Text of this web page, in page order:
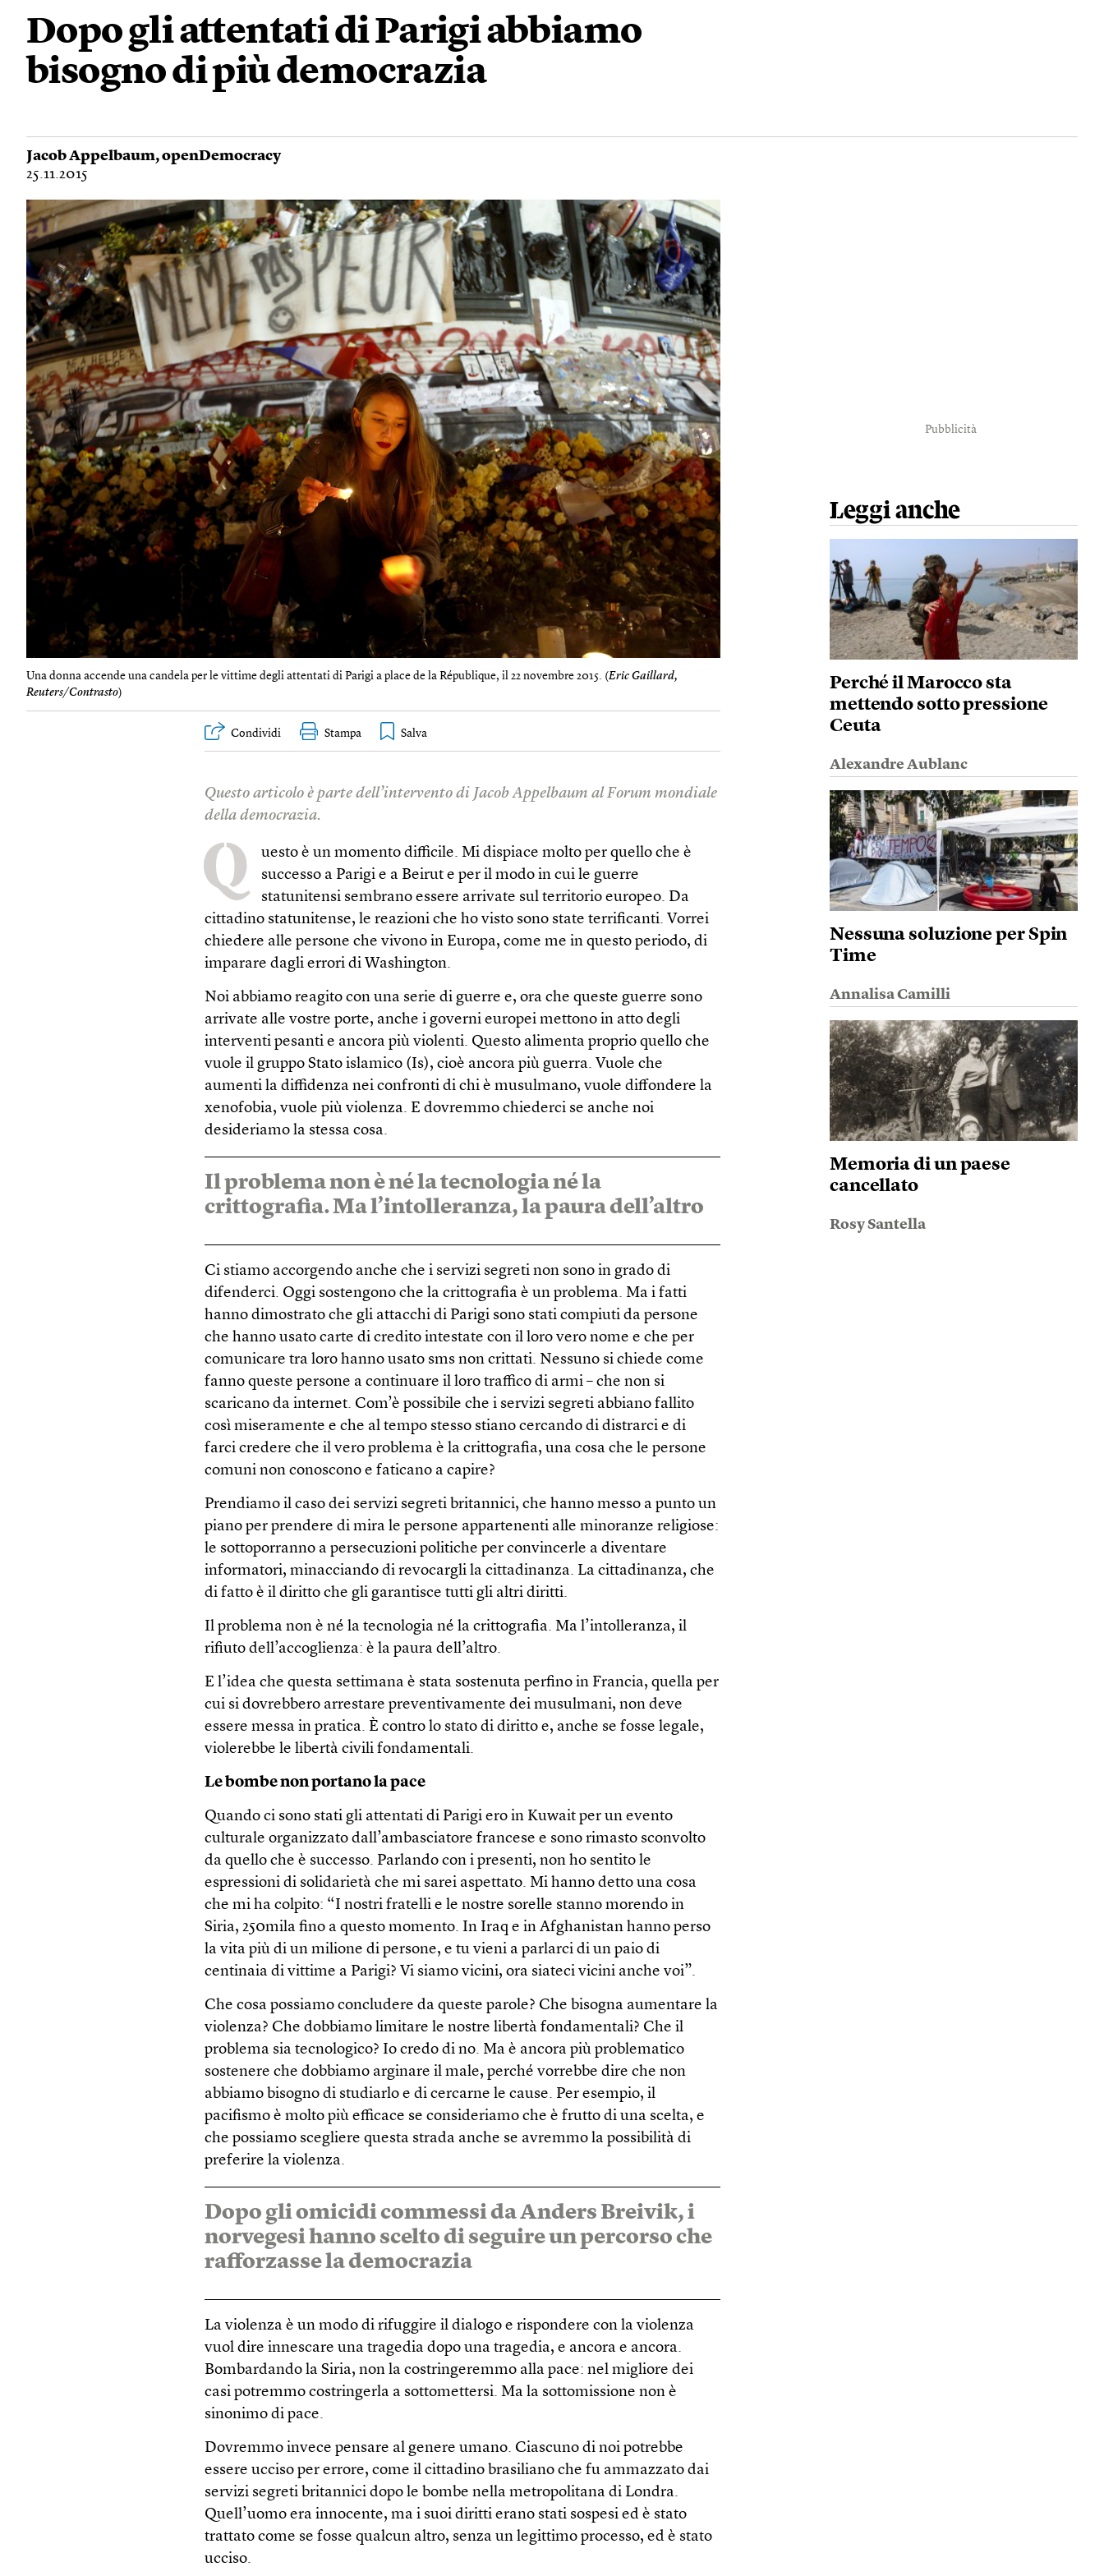
Dopo gli attentati di Parigi abbiamo
bisogno di più democrazia
Jacob Appelbaum,openDemocracy
25.11.2015
Una donna accende una candela per le vittime degli attentati di Parigi a place de la République, il 22 novembre 2015. (Eric Gaillard,
Reuters/Contrasto)
Condividi Stampa
Questo articolo è parte dell’intervento di Jacob Appelbaum al Forum mondiale
della democrazia.
Q
uesto è un momento difficile. Mi dispiace molto per quello che è
successo a Parigi e a Beirut e per il modo in cui le guerre
statunitensi sembrano essere arrivate sul territorio europeo. Da
cittadino statunitense, le reazioni che ho visto sono state terrificanti. Vorrei
chiedere alle persone che vivono in Europa, come me in questo periodo, di
imparare dagli errori di Washington.
Noi abbiamo reagito con una serie di guerre e, ora che queste guerre sono
arrivate alle vostre porte, anche i governi europei mettono in atto degli
interventi pesanti e ancora più violenti. Questo alimenta proprio quello che
vuole il gruppo Stato islamico (Is), cioè ancora più guerra. Vuole che
aumenti la diffidenza nei confronti di chi è musulmano, vuole diffondere la
xenofobia, vuole più violenza. E dovremmo chiederci se anche noi
desideriamo la stessa cosa.
Il problema non è né la tecnologia né la
crittografia. Ma l’intolleranza, la paura dell’altro
Ci stiamo accorgendo anche che i servizi segreti non sono in grado di
difenderci. Oggi sostengono che la crittografia è un problema. Ma i fatti
hanno dimostrato che gli attacchi di Parigi sono stati compiuti da persone
che hanno usato carte di credito intestate con il loro vero nome e che per
comunicare tra loro hanno usato sms non crittati. Nessuno si chiede come
fanno queste persone a continuare il loro traffico di armi – che non si
scaricano da internet. Com’è possibile che i servizi segreti abbiano fallito
così miseramente e che al tempo stesso stiano cercando di distrarci e di
farci credere che il vero problema è la crittografia, una cosa che le persone
comuni non conoscono e faticano a capire?
Prendiamo il caso dei servizi segreti britannici, che hanno messo a punto un
piano per prendere di mira le persone appartenenti alle minoranze religiose:
le sottoporranno a persecuzioni politiche per convincerle a diventare
informatori, minacciando di revocargli la cittadinanza. La cittadinanza, che
di fatto è il diritto che gli garantisce tutti gli altri diritti.
Il problema non è né la tecnologia né la crittografia. Ma l’intolleranza, il
rifiuto dell’accoglienza: è la paura dell’altro.
E l’idea che questa settimana è stata sostenuta perfino in Francia, quella per
cui si dovrebbero arrestare preventivamente dei musulmani, non deve
essere messa in pratica. È contro lo stato di diritto e, anche se fosse legale,
violerebbe le libertà civili fondamentali.
Le bombe non portano la pace
Quando ci sono stati gli attentati di Parigi ero in Kuwait per un evento
culturale organizzato dall’ambasciatore francese e sono rimasto sconvolto
da quello che è successo. Parlando con i presenti, non ho sentito le
espressioni di solidarietà che mi sarei aspettato. Mi hanno detto una cosa
che mi ha colpito: “I nostri fratelli e le nostre sorelle stanno morendo in
Siria, 250mila fino a questo momento. In Iraq e in Afghanistan hanno perso
la vita più di un milione di persone, e tu vieni a parlarci di un paio di
centinaia di vittime a Parigi? Vi siamo vicini, ora siateci vicini anche voi”.
Che cosa possiamo concludere da queste parole? Che bisogna aumentare la
violenza? Che dobbiamo limitare le nostre libertà fondamentali? Che il
problema sia tecnologico? Io credo di no. Ma è ancora più problematico
sostenere che dobbiamo arginare il male, perché vorrebbe dire che non
abbiamo bisogno di studiarlo e di cercarne le cause. Per esempio, il
pacifismo è molto più efficace se consideriamo che è frutto di una scelta, e
che possiamo scegliere questa strada anche se avremmo la possibilità di
preferire la violenza.
Dopo gli omicidi commessi da Anders Breivik, i
norvegesi hanno scelto di seguire un percorso che
rafforzasse la democrazia
La violenza è un modo di rifuggire il dialogo e rispondere con la violenza
vuol dire innescare una tragedia dopo una tragedia, e ancora e ancora.
Bombardando la Siria, non la costringeremmo alla pace: nel migliore dei
casi potremmo costringerla a sottomettersi. Ma la sottomissione non è
sinonimo di pace.
Dovremmo invece pensare al genere umano. Ciascuno di noi potrebbe
essere ucciso per errore, come il cittadino brasiliano che fu ammazzato dai
servizi segreti britannici dopo le bombe nella metropolitana di Londra.
Quell’uomo era innocente, ma i suoi diritti erano stati sospesi ed è stato
trattato come se fosse qualcun altro, senza un legittimo processo, ed è stato
ucciso.
Pubblicità
Leggi anche
Perché il Marocco sta
mettendo sotto pressione
Ceuta
Alexandre Aublanc
Nessuna soluzione per Spin
Time
Annalisa Camilli
Memoria di un paese
cancellato
Rosy Santella